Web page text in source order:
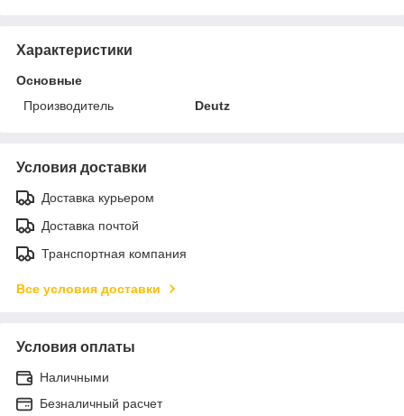
Характеристики
Основные
Производитель
Deutz
Условия доставки
Доставка курьером
Доставка почтой
Транспортная компания
Все условия доставки
Условия оплаты
Наличными
Безналичный расчет